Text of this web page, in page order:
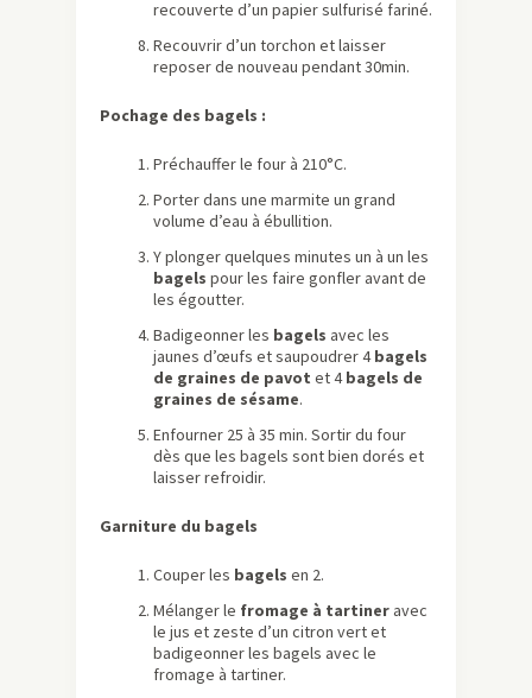
recouverte d’un papier sulfurisé fariné.
Recouvrir d’un torchon et laisser
reposer de nouveau pendant 30min.
Pochage des bagels :
Préchauffer le four à 210°C.
Porter dans une marmite un grand
volume d’eau à ébullition.
Y plonger quelques minutes un à un les
bagels pour les faire gonfler avant de
les égoutter.
Badigeonner les bagels avec les
jaunes d’œufs et saupoudrer 4bagels
de graines de pavot et 4bagels de
graines de sésame.
Enfourner 25 à 35 min. Sortir du four
dès que les bagels sont bien dorés et
laisser refroidir.
Garniture du bagels
Couper les bagels en 2.
Mélanger le fromage à tartiner avec
le jus et zeste d’un citron vert et
badigeonner les bagels avec le
fromage à tartiner.